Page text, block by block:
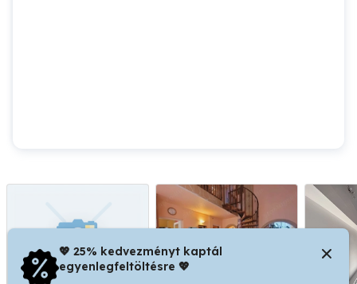
💖 25% kedvezményt kaptál
egyenlegfeltöltésre 💖